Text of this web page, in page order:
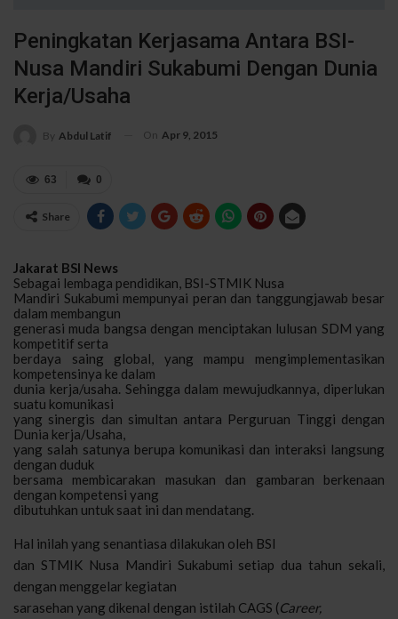
Peningkatan Kerjasama Antara BSI-
Nusa Mandiri Sukabumi Dengan Dunia
Kerja/Usaha
By Abdul Latif On Apr 9, 2015
0
63
Share
Jakarat BSI News
Sebagai lembaga pendidikan, BSI-STMIK Nusa
Mandiri Sukabumi mempunyai peran dan tanggungjawab besar
dalam membangun
generasi muda bangsa dengan menciptakan lulusan SDM yang
kompetitif serta
berdaya saing global, yang mampu mengimplementasikan
kompetensinya ke dalam
dunia kerja/usaha. Sehingga dalam mewujudkannya, diperlukan
suatu komunikasi
yang sinergis dan simultan antara Perguruan Tinggi dengan
Dunia kerja/Usaha,
yang salah satunya berupa komunikasi dan interaksi langsung
dengan duduk
bersama membicarakan masukan dan gambaran berkenaan
dengan kompetensi yang
dibutuhkan untuk saat ini dan mendatang.
Hal inilah yang senantiasa dilakukan oleh BSI
dan STMIK Nusa Mandiri Sukabumi setiap dua tahun sekali,
dengan menggelar kegiatan
sarasehan yang dikenal dengan istilah CAGS (Career,